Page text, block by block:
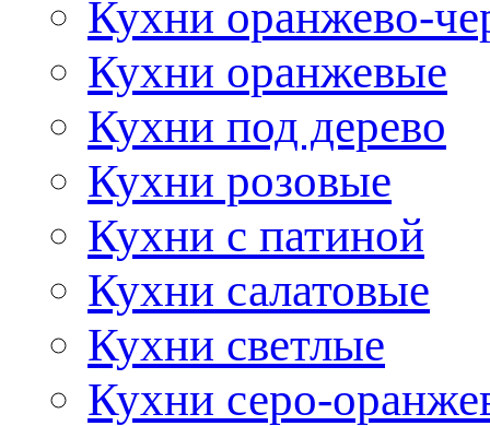
Кухни оранжево-
Кухни оранжевые
Кухни под дерево
Кухни розовые
Кухни с патиной
Кухни салатовые
Кухни светлые
Кухни серо-